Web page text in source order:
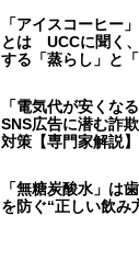
「アイスコーヒー
とは UCCに聞く
する「蒸らし」と「
「電気代が安くな
SNS広告に潜む詐
対策【専門家解説】
「無糖炭酸水」は
を防ぐ“正しい飲み